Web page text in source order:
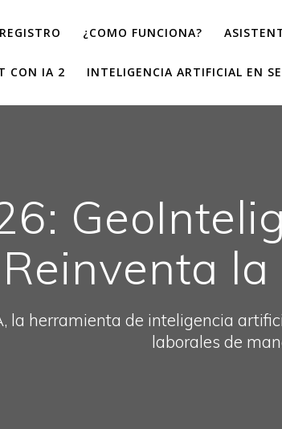
REGISTRO ¿COMO FUNCIONA?
CON IA 2 INTELIGENCIA ARTIFICIAL EN
la herramienta de inteligencia
laborales de